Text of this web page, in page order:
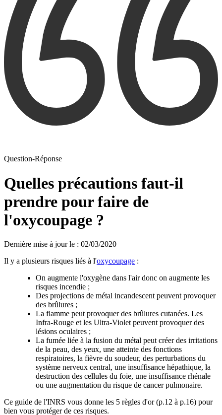
Question-Réponse
Quelles précautions faut-il
prendre pour faire de
l'oxycoupage ?
Dernière mise à jour le : 02/03/2020
Il y a plusieurs risques liés à l'oxycoupage :
On augmente l'oxygène dans l'air donc on augmente les
risques incendie ;
Des projections de métal incandescent peuvent provoquer
des brûlures ;
La flamme peut provoquer des brûlures cutanées. Les
Infra-Rouge et les Ultra-Violet peuvent provoquer des
lésions oculaires ;
La fumée liée à la fusion du métal peut créer des irritations
de la peau, des yeux, une atteinte des fonctions
respiratoires, la fièvre du soudeur, des perturbations du
système nerveux central, une insuffisance hépathique, la
destruction des cellules du foie, une insuffisance rhénale
ou une augmentation du risque de cancer pulmonaire.
Ce guide de l'INRS vous donne les 5 règles d'or (p.12 à p.16) pour
bien vous protéger de ces risques.